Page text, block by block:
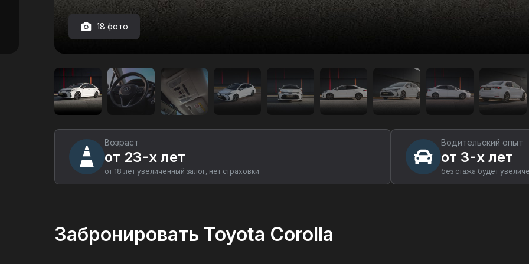
автомобиля
Toyota
Corolla
в
Екатеринбурге
18 фото
Возраст
от 23-х лет
от 18 лет увеличенный залог, нет страховки
Водительский опыт
от 3-х лет
без стажа будет
Забронировать Toyota Corolla